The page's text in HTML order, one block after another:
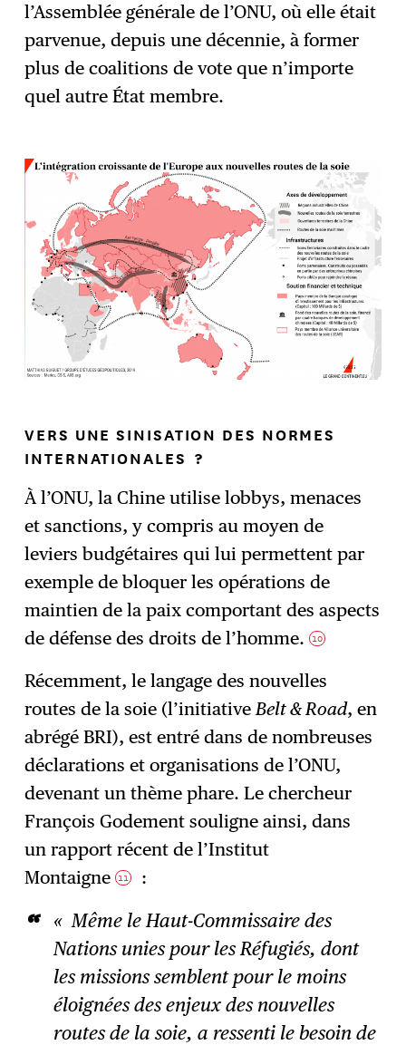
l’Assemblée générale de l’ONU, où elle était
parvenue, depuis une décennie, à former
plus de coalitions de vote que n’importe
quel autre État membre.
VERS UNE SINISATION DES NORMES
INTERNATIONALES ?
À l’ONU, la Chine utilise lobbys, menaces
et sanctions, y compris au moyen de
leviers budgétaires qui lui permettent par
exemple de bloquer les opérations de
maintien de la paix comportant des aspects
de défense des droits de l’homme.10
Récemment, le langage des nouvelles
routes de la soie (l’initiativeBelt & Road, en
abrégé BRI), est entré dans de nombreuses
déclarations et organisations de l’ONU,
devenant un thème phare. Le chercheur
François Godement souligne ainsi, dans
un rapport récent de l’Institut
Montaigne11 :
« Même le Haut-Commissaire des
Nations unies pour les Réfugiés, dont
les missions semblent pour le moins
éloignées des enjeux des nouvelles
routes de la soie, a ressenti le besoin de